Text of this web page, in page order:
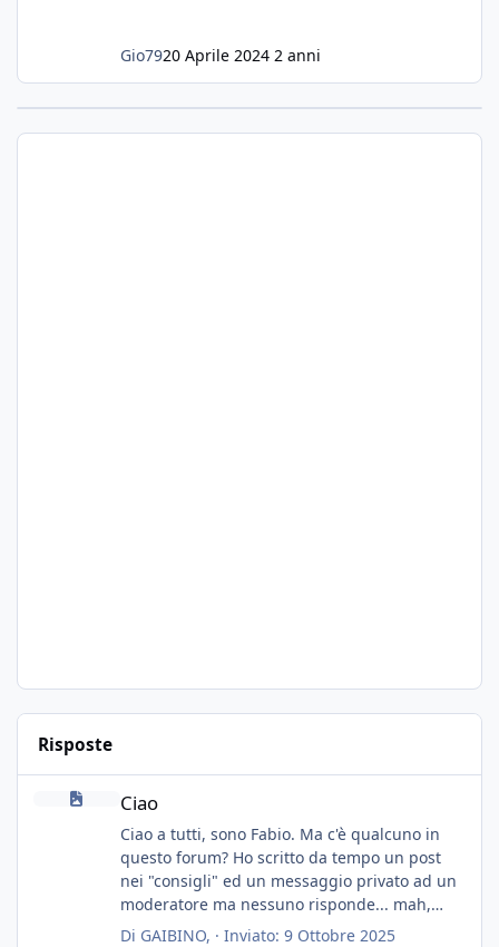
Gio7920 Aprile 2024 2 anni
Risposte
Ciao
Ciao a tutti, sono Fabio. Ma c'è qualcuno in
questo forum? Ho scritto da tempo un post
nei "consigli" ed un messaggio privato ad un
moderatore ma nessuno risponde... mah,
chissà... speravo in un consiglio...
Di GAIBINO, · Inviato: 9 Ottobre 2025